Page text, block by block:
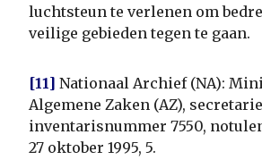
luchtsteun te verlenen om
veilige gebieden tegen te gaan.
[11] Nationaal Archief (NA):
Algemene Zaken (AZ),
inventarisnummer 7550,
27 oktober 1995, 5.